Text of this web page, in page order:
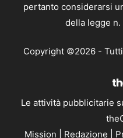
pertanto considerarsi
della legge n.
Copyright ©2026 -
Le attività pubblicitarie
Mission
Redazione